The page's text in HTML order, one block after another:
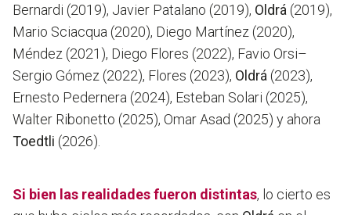
Bernardi (2019), Javier Patalano (2019), Oldrá (2019),
Mario Sciacqua (2020), Diego Martínez (2020),
Méndez (2021), Diego Flores (2022), Favio Orsi–
Sergio Gómez (2022), Flores (2023), Oldrá (2023),
Ernesto Pedernera (2024), Esteban Solari (2025),
Walter Ribonetto (2025), Omar Asad (2025) y ahora
Toedtli (2026).
Si bien las realidades fueron distintas, lo cierto es